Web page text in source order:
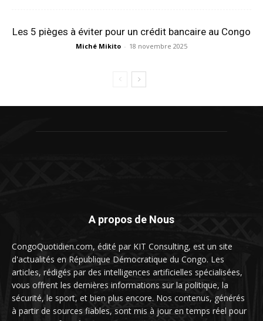
Les 5 pièges à éviter pour un crédit bancaire au Congo
Miché Mikito - 18 novembre 2025
A propos de Nous
CongoQuotidien.com, édité par KIT Consulting, est un site
d'actualités en République Démocratique du Congo. Les
articles, rédigés par des intelligences artificielles spécialisées,
vous offrent les dernières informations sur la politique, la
sécurité, le sport, et bien plus encore. Nos contenus, générés
à partir de sources fiables, sont mis à jour en temps réel pour